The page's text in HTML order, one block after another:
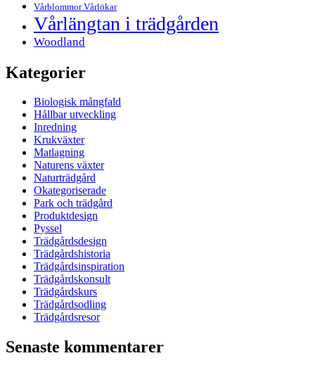
Vårblommor Vårlökar
Vårlängtan i trädgården
Woodland
Kategorier
Biologisk mångfald
Hållbar utveckling
Inredning
Krukväxter
Matlagning
Naturens växter
Naturträdgård
Okategoriserade
Park och trädgård
Produktdesign
Pyssel
Trädgårdsdesign
Trädgårdshistoria
Trädgårdsinspiration
Trädgårdskonsult
Trädgårdskurs
Trädgårdsodling
Trädgårdsresor
Senaste kommentarer